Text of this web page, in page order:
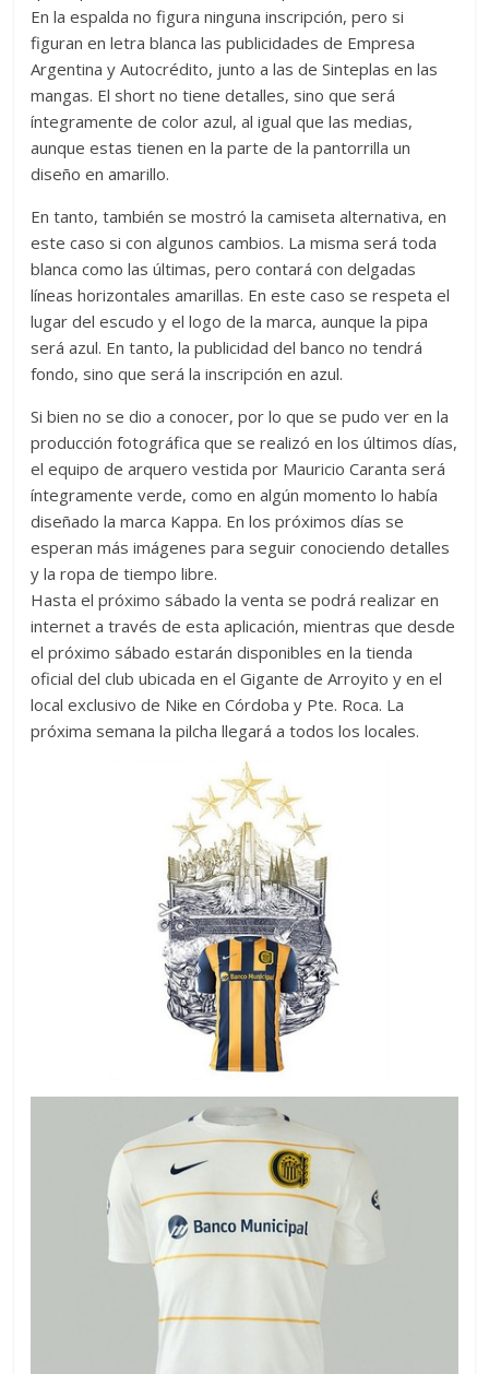
En la espalda no figura ninguna inscripción, pero si
figuran en letra blanca las publicidades de Empresa
Argentina y Autocrédito, junto a las de Sinteplas en las
mangas. El short no tiene detalles, sino que será
íntegramente de color azul, al igual que las medias,
aunque estas tienen en la parte de la pantorrilla un
diseño en amarillo.
En tanto, también se mostró la camiseta alternativa, en
este caso si con algunos cambios. La misma será toda
blanca como las últimas, pero contará con delgadas
líneas horizontales amarillas. En este caso se respeta el
lugar del escudo y el logo de la marca, aunque la pipa
será azul. En tanto, la publicidad del banco no tendrá
fondo, sino que será la inscripción en azul.
Si bien no se dio a conocer, por lo que se pudo ver en la
producción fotográfica que se realizó en los últimos días,
el equipo de arquero vestida por Mauricio Caranta será
íntegramente verde, como en algún momento lo había
diseñado la marca Kappa. En los próximos días se
esperan más imágenes para seguir conociendo detalles
y la ropa de tiempo libre.
Hasta el próximo sábado la venta se podrá realizar en
internet a través de esta aplicación, mientras que desde
el próximo sábado estarán disponibles en la tienda
oficial del club ubicada en el Gigante de Arroyito y en el
local exclusivo de Nike en Córdoba y Pte. Roca. La
próxima semana la pilcha llegará a todos los locales.